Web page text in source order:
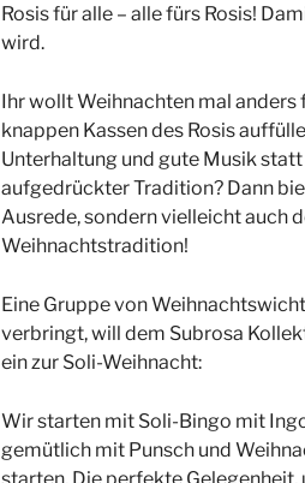
Rosis für alle – alle fürs Rosis!
wird.
Ihr wollt Weihnachten mal anders
knappen Kassen des Rosis
Unterhaltung und gute Musik
aufgedrückter Tradition? Dann
Ausrede, sondern vielleicht auch
Weihnachtstradition!
Eine Gruppe von
verbringt, will dem Subrosa
ein zur Soli-Weihnacht:
Wir starten mit Soli-Bingo mit
gemütlich mit Punsch und
starten. Die perfekte Gelegenheit,